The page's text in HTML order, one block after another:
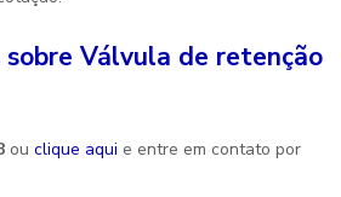
sobre Válvula de retenção
ou clique aqui e entre em contato por